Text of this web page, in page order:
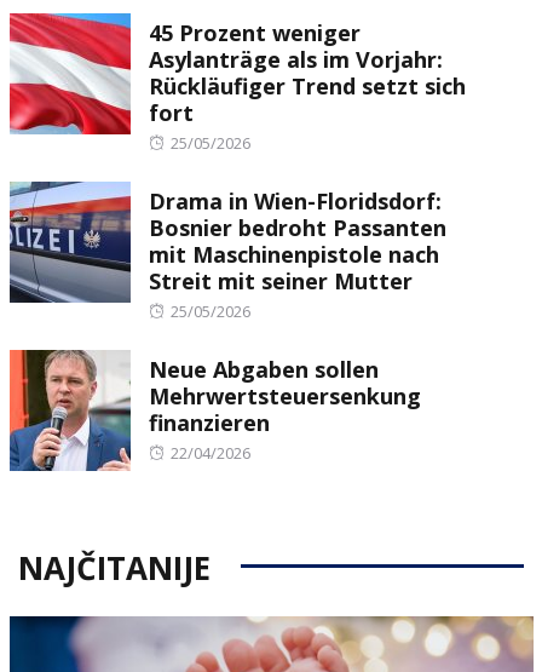
45 Prozent weniger
Asylanträge als im Vorjahr:
Rückläufiger Trend setzt sich
fort
Posted
25/05/2026
Drama in Wien-Floridsdorf:
Bosnier bedroht Passanten
mit Maschinenpistole nach
Streit mit seiner Mutter
Posted
25/05/2026
Neue Abgaben sollen
Mehrwertsteuersenkung
finanzieren
Posted
22/04/2026
NAJČITANIJE